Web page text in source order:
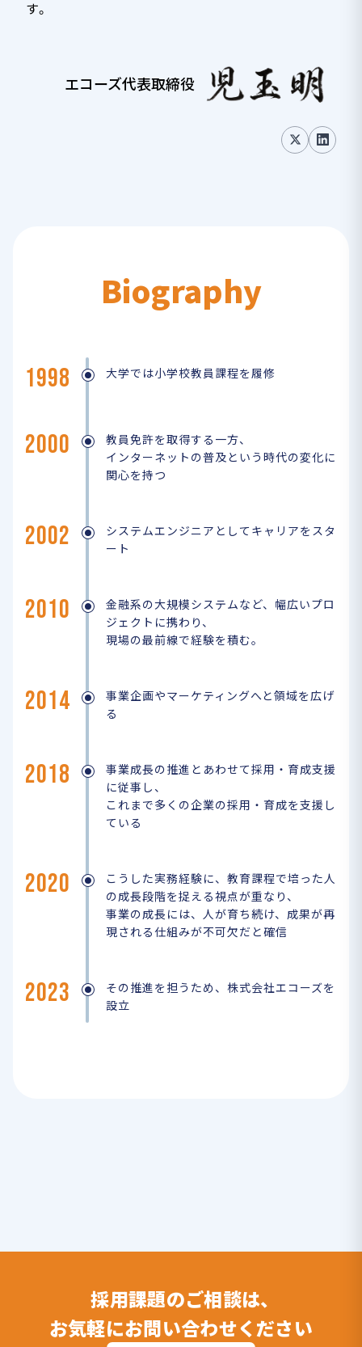
す。
エコーズ代表取締役
Biography
1998 大学では小学校教員課程を履修
2000
教員免許を取得する一方、
インターネットの普及という時代の変化に
関心を持つ
2002
システムエンジニアとしてキャリアをスタ
ート
2010
金融系の大規模システムなど、幅広いプロ
ジェクトに携わり、
現場の最前線で経験を積む。
2014
事業企画やマーケティングへと領域を広げ
る
2018
事業成長の推進とあわせて採用・育成支援
に従事し、
これまで多くの企業の採用・育成を支援し
ている
2020
こうした実務経験に、教育課程で培った人
の成長段階を捉える視点が重なり、
事業の成長には、人が育ち続け、成果が再
現される仕組みが不可欠だと確信
2023
その推進を担うため、株式会社エコーズを
設立
採用課題のご相談は、
お気軽にお問い合わせください